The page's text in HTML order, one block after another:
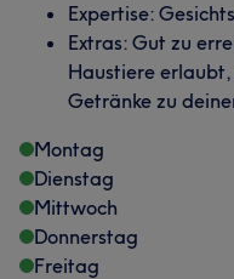
Expertise:
Extras: Gut zu
Haustiere
Getränke zu
Montag
Dienstag
Mittwoch
Donnerstag
Freitag